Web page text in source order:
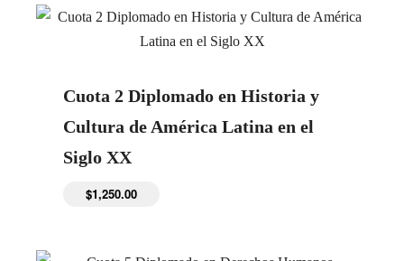
Cuota 2 Diplomado en Historia y
Cultura de América Latina en el
Siglo XX
$1,250.00